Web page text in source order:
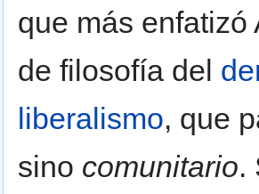
que más
de filosofía del
liberalismo, que
sino comunitario.